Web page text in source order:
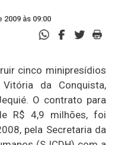
às 09:00
cinco minipresídios
da Conquista,
O contrato para
R$ 4,9 milhões, foi
pela Secretaria da